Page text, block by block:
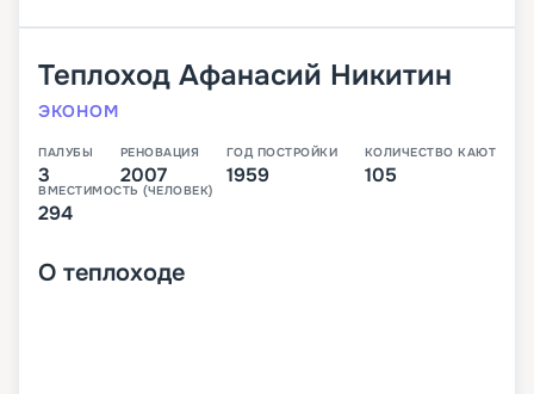
Теплоход Афанасий Никитин
ЭКОНОМ
ПАЛУБЫ
3
РЕНОВАЦИЯ
2007
ГОД ПОСТРОЙКИ
1959
КОЛИЧЕСТВО КАЮТ
105
ВМЕСТИМОСТЬ (ЧЕЛОВЕК)
294
О теплоходе